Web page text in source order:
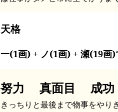
天格
一(1画) + ノ(1画) + 瀬(19画)
努力 真面目 成
きっちりと最後まで物事をやり